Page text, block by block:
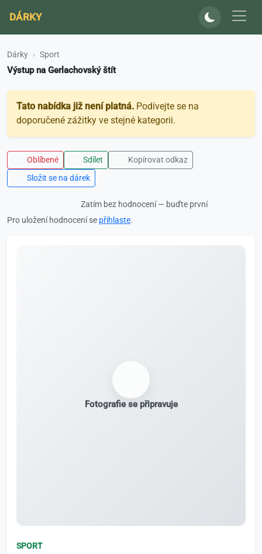
DÁRKY
Dárky Sport
Výstup na Gerlachovský štít
Tato nabídka již není platná. Podívejte se na
doporučené zážitky ve stejné kategorii.
Oblíbené Sdílet
Kopírovat odkaz
Složit se na dárek
Zatím bez hodnocení — buďte první
Pro uložení hodnocení se přihlaste.
Fotografie se připravuje
SPORT